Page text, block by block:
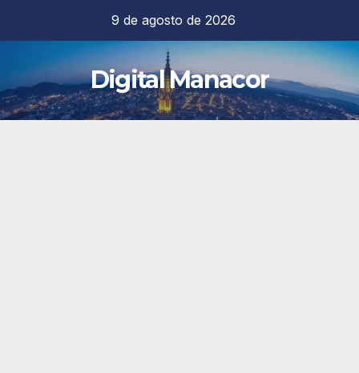
contenido
9 de agosto de 2026
Digital Manacor